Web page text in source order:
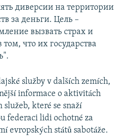
диверсии на территории
за деньги. Цель –
вызвать страх и
что их государства
služby v dalších zemích,
informace o aktivitách
které se snaží
federaci lidi ochotné za
evropských států sabotáže.